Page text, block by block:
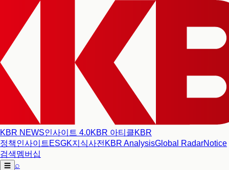
KBR NEWS인사이트 4.0KBR 아티클KBR
정책인사이트 ESGK지식사전 KBR AnalysisGlobal RadarNotice
검색멤버십
☰ ⌕